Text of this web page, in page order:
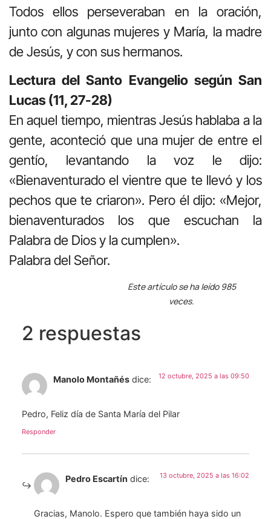
Todos ellos perseveraban en la oración,
junto con algunas mujeres y María, la madre
de Jesús, y con sus hermanos.
Lectura del Santo Evangelio según San
Lucas (11, 27-28)
En aquel tiempo, mientras Jesús hablaba a la
gente, aconteció que una mujer de entre el
gentío, levantando la voz le dijo:
«Bienaventurado el vientre que te llevó y los
pechos que te criaron». Pero él dijo: «Mejor,
bienaventurados los que escuchan la
Palabra de Dios y la cumplen».
Palabra del Señor.
Este artículo se ha leído 985
veces.
2 respuestas
Manolo Montañés dice: 12 octubre, 2025 a las 09:50
Pedro, Feliz día de Santa María del Pilar
Responder
Pedro Escartín dice: 13 octubre, 2025 a las 16:02
Gracias, Manolo. Espero que también haya sido un